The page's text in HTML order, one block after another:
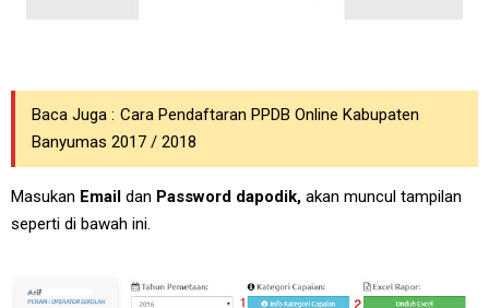
Baca Juga : Cara Pendaftaran PPDB Online Kabupaten
Banyumas 2017 / 2018
Masukan Email dan Password dapodik, akan muncul tampilan
seperti di bawah ini.